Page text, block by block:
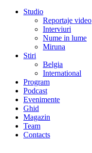
Studio
Reportaje video
Interviuri
Nume in lume
Miruna
Stiri
Belgia
International
Program
Podcast
Evenimente
Ghid
Magazin
Team
Contacts